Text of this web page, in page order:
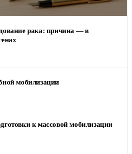
рака: причина — в
мобилизации
к массовой мобилизации